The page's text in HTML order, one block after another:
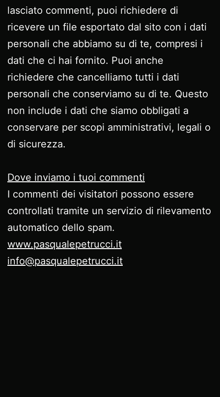
lasciato commenti, puoi richiedere di
ricevere un file esportato dal sito con i dati
personali che abbiamo su di te, compresi i
dati che ci hai fornito. Puoi anche
richiedere che cancelliamo tutti i dati
personali che conserviamo su di te. Questo
non include i dati che siamo obbligati a
conservare per scopi amministrativi, legali o
di sicurezza.
Dove inviamo i tuoi commenti
I commenti dei visitatori possono essere
controllati tramite un servizio di rilevamento
automatico dello spam.
www.pasqualepetrucci.it
info@pasqualepetrucci.it